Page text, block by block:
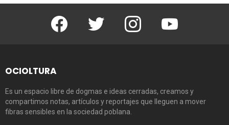
Facebook Twitter Instagram Youtube
OCIOLTURA
Es un espacio libre de dogmas e ideas cerradas, creamos y
compartimos notas, artículos y reportajes que lleguen a mover
fibras sensibles en la sociedad poblana.